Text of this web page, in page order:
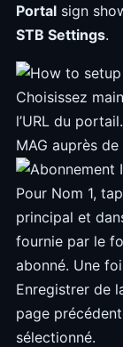
Portal sign
STB Settings.
Choisissez
l’URL du
MAG auprès
Pour Nom 1,
principal et
fournie par le
abonné. Une
Enregistrer de
page
sélectionné.